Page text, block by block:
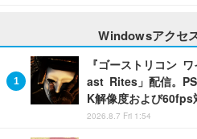
Windowsアクセ
『ゴーストリコン
ast Rites」配信。
K解像度および
2026.8.7 Fri 1:54